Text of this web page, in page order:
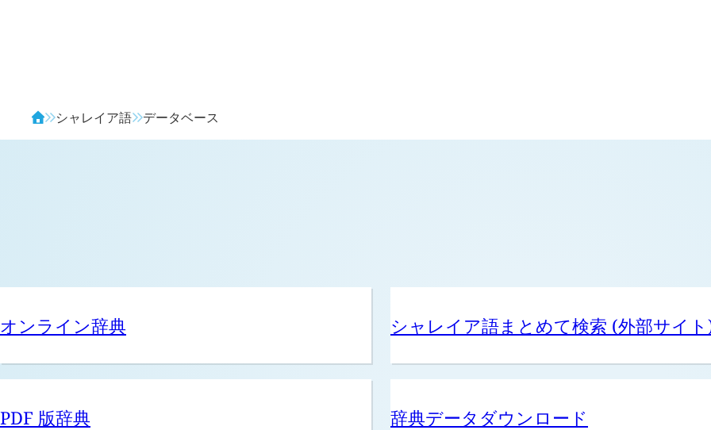
シャレイア語 データベース
オンライン辞典 シャレイア語まとめて検索 (外部サイ
PDF 版辞典 辞典データダウンロード